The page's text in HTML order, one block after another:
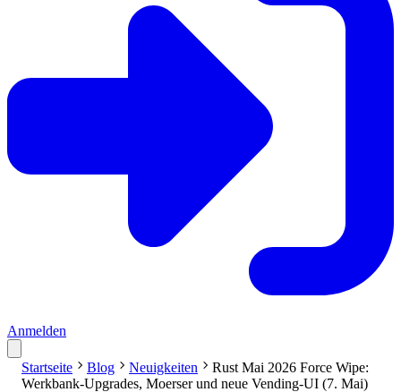
Anmelden
Startseite Blog Neuigkeiten
Rust Mai 2026 Force Wipe:
Werkbank-Upgrades, Moerser und neue Vending-UI (7. Mai)